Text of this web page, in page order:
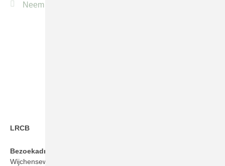
Neem contact op
LRCB
Bezoekadres
Wijchenseweg 101